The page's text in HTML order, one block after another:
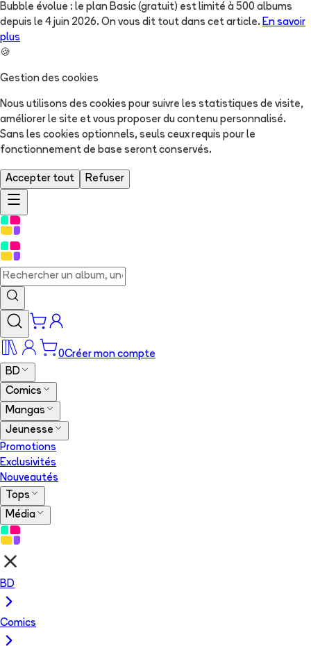
Bubble évolue : le plan Basic (gratuit) est limité à 500 albums
depuis le 4 juin 2026. On vous dit tout dans cet article. En savoir
plus
🍪
Gestion des cookies
Nous utilisons des cookies pour suivre les statistiques de visite,
améliorer le site et vous proposer du contenu personnalisé.
Sans les cookies optionnels, seuls ceux requis pour le
fonctionnement de base seront conservés.
Accepter tout Refuser
0Créer mon compte
BD
Comics
Mangas
Jeunesse
Promotions
Exclusivités
Nouveautés
Tops
Média
BD
Comics